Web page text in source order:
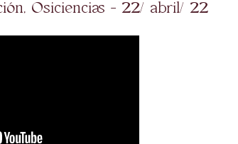
Osiciencias - 22/ abril/ 22